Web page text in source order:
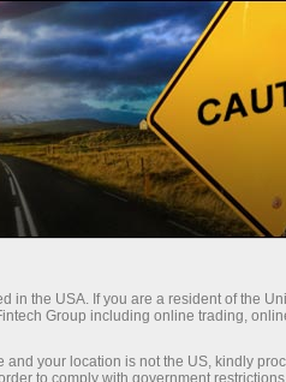
ะได้รับเงื่อนไขที่
ดและค่า
รสูง
in the USA. If you are a resident of the
Group including online trading,
your location is not the US, kindly
to comply with government